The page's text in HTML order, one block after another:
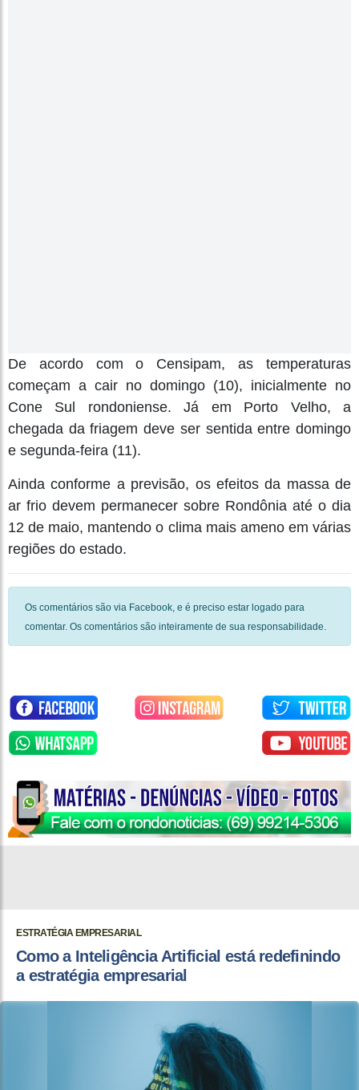
De acordo com o Censipam, as temperaturas
começam a cair no domingo (10), inicialmente no
Cone Sul rondoniense. Já em Porto Velho, a
chegada da friagem deve ser sentida entre domingo
e segunda-feira (11).
Ainda conforme a previsão, os efeitos da massa de
ar frio devem permanecer sobre Rondônia até o dia
12 de maio, mantendo o clima mais ameno em várias
regiões do estado.
Os comentários são via Facebook, e é preciso estar logado para
comentar. Os comentários são inteiramente de sua responsabilidade.
ESTRATÉGIA EMPRESARIAL
Como a Inteligência Artificial está redefinindo
a estratégia empresarial